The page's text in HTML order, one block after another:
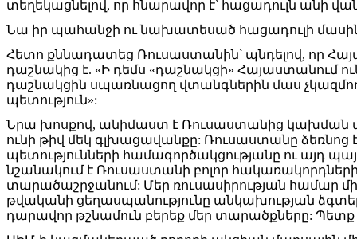
տեղեկացնելով, որ հնարավոր է՝ հացադուլն անի
Նա իր պահանջի ու նախատեսած հացադուլի
Հետո քննադատեց Ռուսաստանին՝ պնդելով, որ
դաշնակից է. «Ի դեմս «դաշնակցի» Հայաստանում
դաշնակցին սպառնացող վտանգներին մաս
պետություն»:
Նրա խոսքով, անիմաստ է Ռուսաստանից կախման
ունի թիվ մեկ գլխացավանքը: Ռուսաստանը ձեռնոց
պետությունների համագործակցությանը ու այդ
նշանակում է Ռուսաստանի բոլոր
տարածաշրջանում: Մեր ռուսասիրության համար
թվականի ցեղասպանությունը անկախության
դարավոր թշնամուն բերեք մեր տարածքները: Պետք